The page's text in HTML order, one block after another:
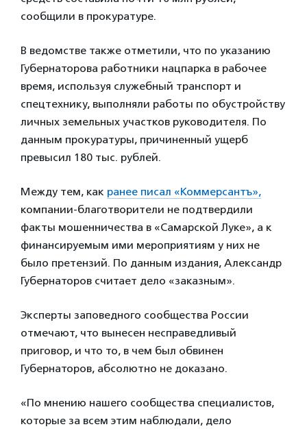
сообщили в прокуратуре.
В ведомстве также отметили, что по указанию
Губернаторова работники нацпарка в рабочее
время, используя служебный транспорт и
спецтехнику, выполняли работы по обустройству
личных земельных участков руководителя. По
данным прокуратуры, причиненный ущерб
превысил 180 тыс. рублей.
Между тем, как ранее писал «Коммерсантъ»,
компании-благотворители не подтвердили
факты мошенничества в «Самарской Луке», а к
финансируемым ими мероприятиям у них не
было претензий. По данным издания, Александр
Губернаторов считает дело «заказным».
Эксперты заповедного сообщества России
отмечают, что вынесен несправедливый
приговор, и что то, в чем был обвинен
Губернаторов, абсолютно не доказано.
«По мнению нашего сообщества специалистов,
которые за всем этим наблюдали, дело